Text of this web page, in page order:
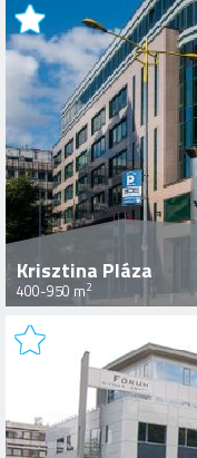
Krisztina Pláza
400-950 m2